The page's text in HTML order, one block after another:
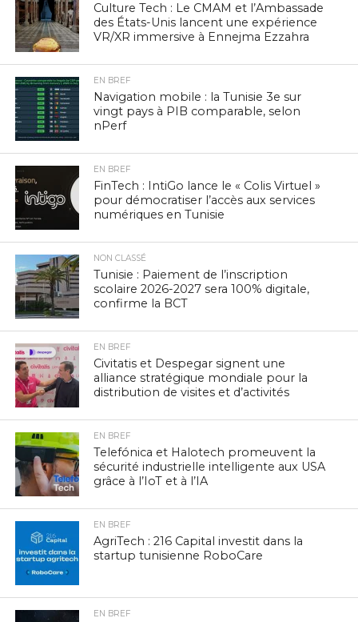
Culture Tech : Le CMAM et l’Ambassade
des États-Unis lancent une expérience
VR/XR immersive à Ennejma Ezzahra
EN BREF
Navigation mobile : la Tunisie 3e sur
vingt pays à PIB comparable, selon
nPerf
EN BREF
FinTech : IntiGo lance le « Colis Virtuel »
pour démocratiser l’accès aux services
numériques en Tunisie
NON CLASSÉ
Tunisie : Paiement de l’inscription
scolaire 2026-2027 sera 100% digitale,
confirme la BCT
EN BREF
Civitatis et Despegar signent une
alliance stratégique mondiale pour la
distribution de visites et d’activités
EN BREF
Telefónica et Halotech promeuvent la
sécurité industrielle intelligente aux USA
grâce à l’IoT et à l’IA
EN BREF
AgriTech : 216 Capital investit dans la
startup tunisienne RoboCare
EN BREF